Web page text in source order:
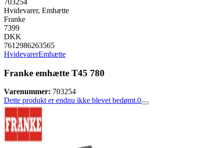
703254
Hvidevarer, Emhætte
Franke
7399
DKK
7612986263565
HvidevarerEmhætte
Franke emhætte T45 780
Varenummer: 703254
Dette produkt er endnu ikke blevet bedømt.0